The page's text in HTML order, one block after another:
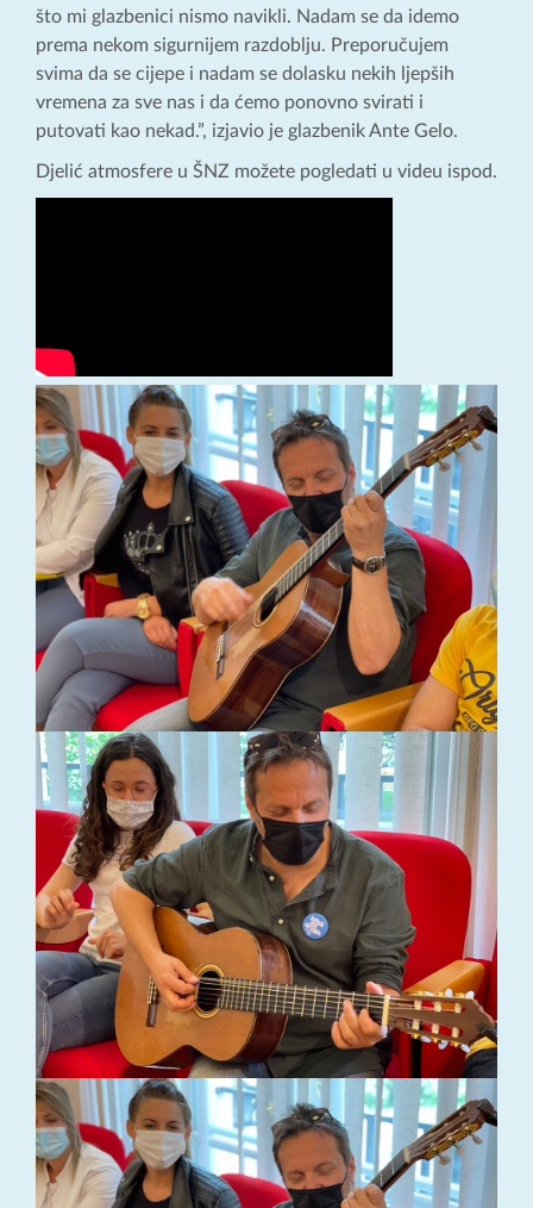
što mi glazbenici nismo navikli. Nadam se da idemo
prema nekom sigurnijem razdoblju. Preporučujem
svima da se cijepe i nadam se dolasku nekih ljepših
vremena za sve nas i da ćemo ponovno svirati i
putovati kao nekad.”, izjavio je glazbenik Ante Gelo.
Djelić atmosfere u ŠNZ možete pogledati u videu ispod.